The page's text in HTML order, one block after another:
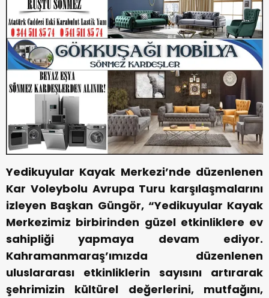
Yedikuyular Kayak Merkezi’nde düzenlenen
Kar Voleybolu Avrupa Turu karşılaşmalarını
izleyen Başkan Güngör, “Yedikuyular Kayak
Merkezimiz birbirinden güzel etkinliklere ev
sahipliği yapmaya devam ediyor.
Kahramanmaraş’ımızda düzenlenen
uluslararası etkinliklerin sayısını artırarak
şehrimizin kültürel değerlerini, mutfağını,